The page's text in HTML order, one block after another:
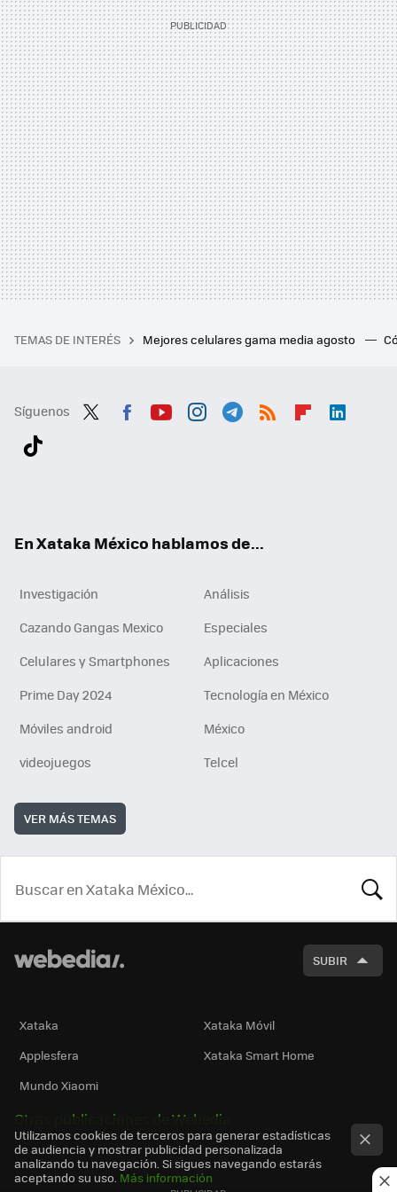
TEMAS DE INTERÉS Mejores celulares gama media agosto
Síguenos
En Xataka México hablamos de...
Investigación
Análisis
Cazando Gangas Mexico
Especiales
Celulares y Smartphones
Aplicaciones
Prime Day 2024
Tecnología en México
Móviles android
México
videojuegos
Telcel
VER MÁS TEMAS
SUBIR
Xataka
Xataka Móvil
Applesfera
Xataka Smart Home
Mundo Xiaomi
Otras publicaciones de Webedia
Utilizamos cookies de terceros para generar estadísticas
de audiencia y mostrar publicidad personalizada
analizando tu navegación. Si sigues navegando estarás
aceptando su uso. Más información